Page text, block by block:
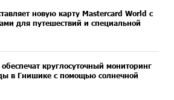
новую карту Mastercard World с
для путешествий и специальной
обеспечат круглосуточный мониторинг
в Гнишике с помощью солнечной